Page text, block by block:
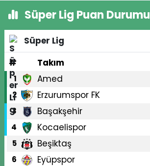
Süper Lig Puan Durumu
Süper Lig
#
Takım
1 Amed
2 Erzurumspor FK
3 Başakşehir
4 Kocaelispor
5 Beşiktaş
6 Eyüpspor